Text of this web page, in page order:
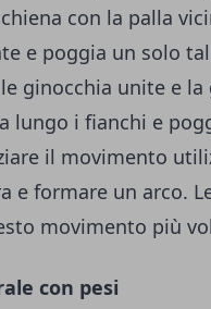
con la palla
e poggia un solo
ginocchia unite e
lungo i fianchi e
il movimento
e formare un arco.
movimento più
con pesi